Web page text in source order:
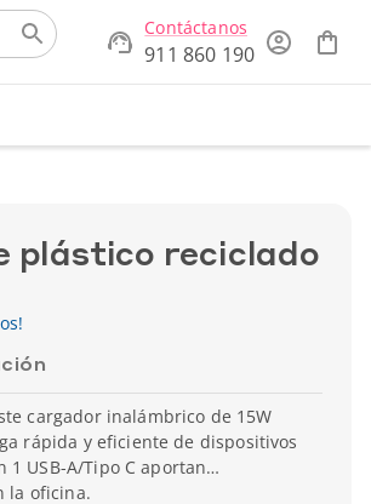
Contáctanos
911 860 190
plástico reciclado
cargador inalámbrico de 15W
rápida y eficiente de dispositivos
USB-A/Tipo C aportan
la oficina.